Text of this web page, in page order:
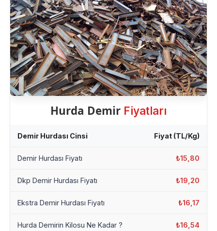
Hurda Demir Fiyatları
Demir Hurdası Cinsi Fiyat (TL/Kg)
Demir Hurdası Fiyatı ₺15,80
Dkp Demir Hurdası Fiyatı ₺19,20
Ekstra Demir Hurdası Fiyatı ₺16,17
Hurda Demirin Kilosu Ne Kadar ? ₺16,54